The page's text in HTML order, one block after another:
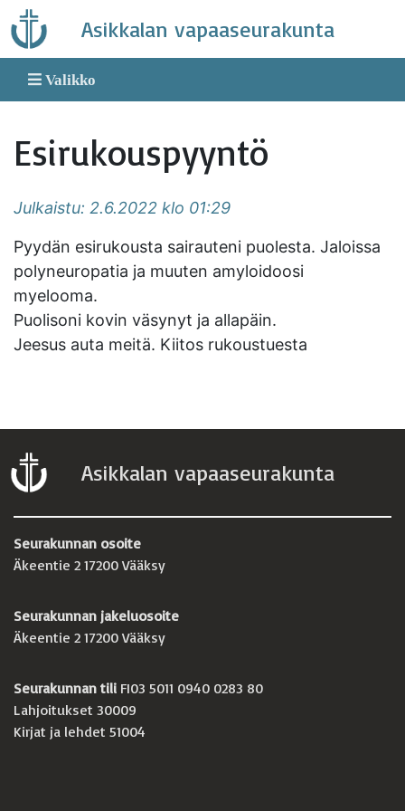
Skip
to
content
Asikkalan vapaaseurakunta
Valikko
Esirukouspyyntö
Julkaistu: 2.6.2022 klo 01:29
Pyydän esirukousta sairauteni puolesta. Jaloissa
polyneuropatia ja muuten amyloidoosi
myelooma.
Puolisoni kovin väsynyt ja allapäin.
Jeesus auta meitä. Kiitos rukoustuesta
Asikkalan vapaaseurakunta
Seurakunnan osoite
Äkeentie 2 17200 Vääksy
Seurakunnan jakeluosoite
Äkeentie 2 17200 Vääksy
Seurakunnan tili FI03 5011 0940 0283 80
Lahjoitukset 30009
Kirjat ja lehdet 51004